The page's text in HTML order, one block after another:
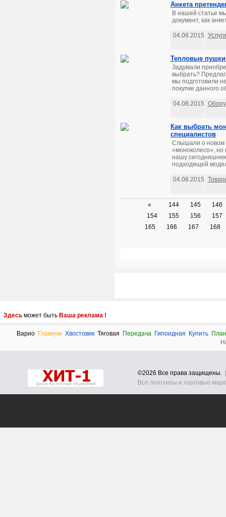
Анкета
В нашей статье
документ, как
04.08.2015 Услуги
Тепловые
Задумали
выбрать?
мы подготовили
покупке данного
04.08.2015
Как выбрать
специалистов
Слышали о новом
«моноколесо», но
нашу
подходящей
04.08.2015
« 144 145
146
154
155 156
157
165
166 167 168
Здесь может быть Ваша реклама !
Bapио Главную Хвостовик Тяговая Передача Гипоидная Купить
©2026 Все права защищены.
Все логотипы и торговые